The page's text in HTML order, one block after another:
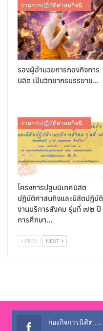
งานการปฏิบัติศาสนกิจนิสิต
รองผู้อำนวยการกองกิจการ
นิสิต เป็นวิทยากรบรรยาย…
งานการปฏิบัติศาสนกิจนิสิต
โครงการปฐมนิเทศนิสิต
ปฏิบัติศาสนกิจและนิสิตปฏิบัติ
งานบริการสังคม รุ่นที่ ๗๒ ปี
การศึกษา…
PREV NEXT
กองกิจการนิสิต สำนักงานอธิการบดี